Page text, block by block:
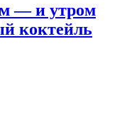
— и утром
коктейль